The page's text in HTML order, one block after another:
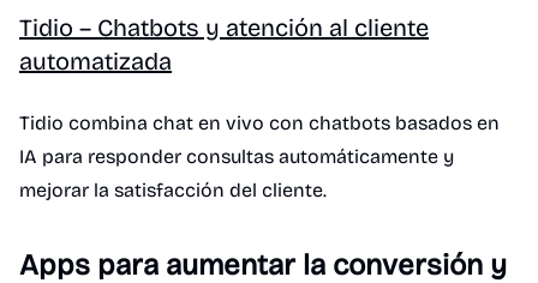
Tidio – Chatbots y atención al cliente
automatizada
Tidio combina chat en vivo con chatbots basados en
IA para responder consultas automáticamente y
mejorar la satisfacción del cliente.
Apps para aumentar la conversión y